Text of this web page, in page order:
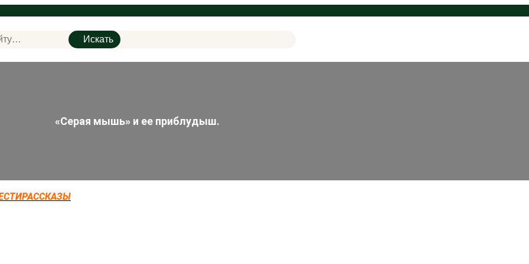
Искать
«Серая мышь» и ее приблудыш.
РАССКАЗЫ